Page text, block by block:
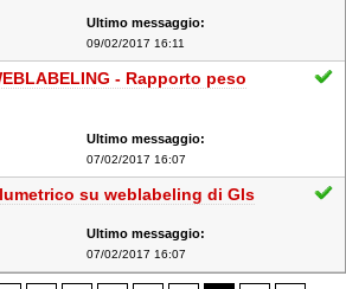
09/02/2017 16:11
- Rapporto peso
07/02/2017 16:07
su weblabeling di Gls
07/02/2017 16:07